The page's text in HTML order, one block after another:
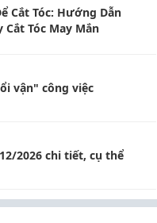
Cắt Tóc: Hướng Dẫn
Cắt Tóc May Mắn
vận" công việc
2026 chi tiết, cụ thể